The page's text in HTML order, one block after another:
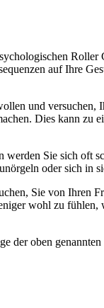
auf Ihre
und versuchen,
Dies kann zu
Sie sich oft
oder sich in
Sie von Ihren
wohl zu fühlen,
der oben